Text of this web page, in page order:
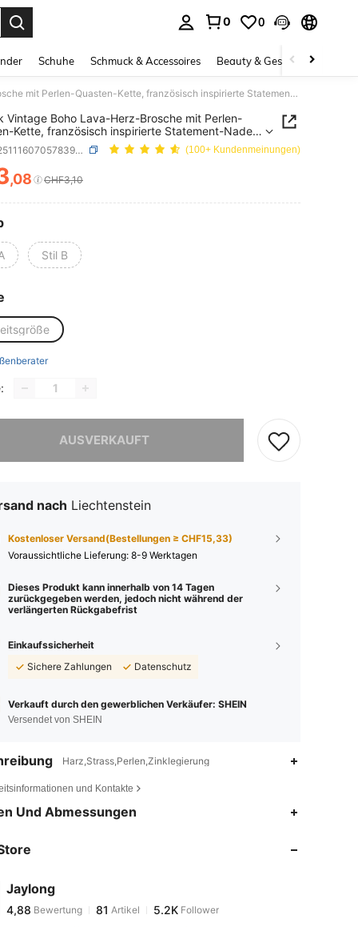
0 0
Schuhe Schmuck & Accessoires Beauty & Gesundheit
1 Stück Vintage Boho Lava-Herz-Brosche mit Perlen-Quasten-Kette, französisch inspirierte Statement-Nadel für Frauen, Party & tägliche Schmucktrage
Vintage Boho Lava-Herz-Brosche mit Perlen-
Kette, französisch inspirierte Statement-Nadel
Party & tägliche Schmucktrage
SKU: sj251116070578395283 (100+ Kundenmeinungen)
AND AVAILABILITY
,08 CHF3,10
Stil B
AUSVERKAUFT
nach Liechtenstein
Kostenloser Versand(Bestellungen ≥ CHF15,33)
Voraussichtliche Lieferung: 8-9 Werktagen
Dieses Produkt kann innerhalb von 14 Tagen
zurückgegeben werden, jedoch nicht während der
verlängerten Rückgabefrist
Einkaufssicherheit
Sichere Zahlungen
Datenschutz
Verkauft durch den gewerblichen Verkäufer: SHEIN
Versendet von SHEIN
Harz,Strass,Perlen,Zinklegierung
und Kontakte
Und Abmessungen
Jaylong
4,88
4,88 Bewertung
l***ebezahltVor 1 Tag